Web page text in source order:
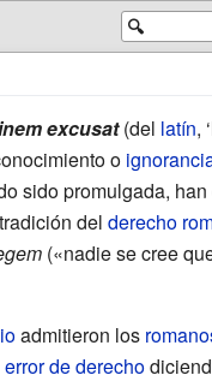
🔍
excusat(del latín,
o
sido promulgada, han
del derecho
(«nadie se cree
admitieron los
error de derecho